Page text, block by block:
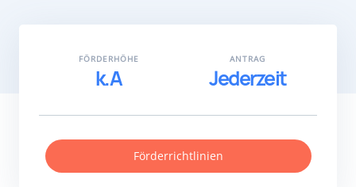
FÖRDERHÖHE
k.A
ANTRAG
Jederzeit
Förderrichtlinien